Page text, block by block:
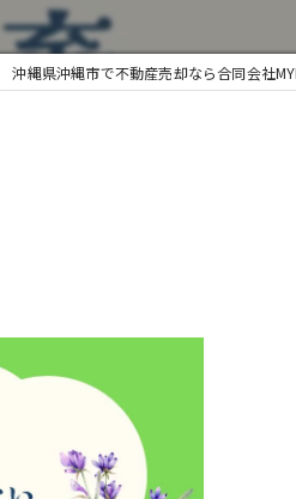
沖縄県沖縄市で不動産売却なら合同会社